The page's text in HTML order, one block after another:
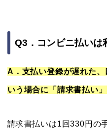
Q3．コンビニ払いは
A．支払い登録が遅れた
いう場合に「請求書払い」
請求書払いは1回330円の